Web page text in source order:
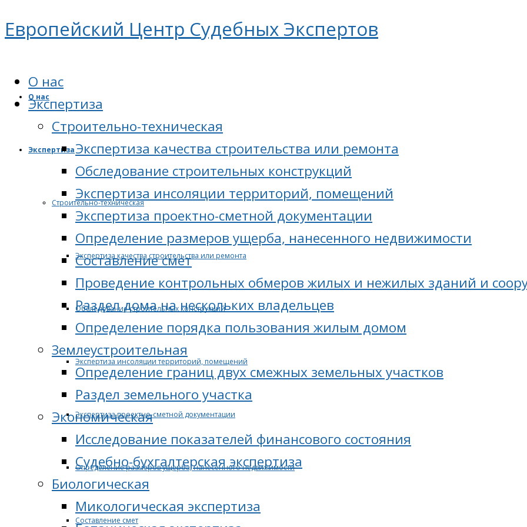
Европейский Центр Судебных Экспертов
О нас
Экспертиза
Cтроительно-техническая
Экспертиза качества строительства или ремонта
Обследование строительных конструкций
Экспертиза инсоляции территорий, помещений
Экспертиза проектно-сметной документации
Определение размеров ущерба, нанесенного недвижимости
Составление смет
О нас
Экспертиза
Cтроительно-техническая
Экспертиза качества строительства или ремонта
Обследование строительных конструкций
Экспертиза инсоляции территорий, помещений
Экспертиза проектно-сметной документации
Определение размеров ущерба, нанесенного недвижимости
Составление смет
Проведение контрольных обмеров жилых и нежилых зданий и
Раздел дома на нескольких владельцев
Определение порядка пользования жилым домом
Землеустроительная
Определение границ двух смежных земельных участков
Раздел земельного участка
Экономическая
Исследование показателей финансового состояния
Судебно-бухгалтерская экспертиза
Биологическая
Микологическая экспертиза